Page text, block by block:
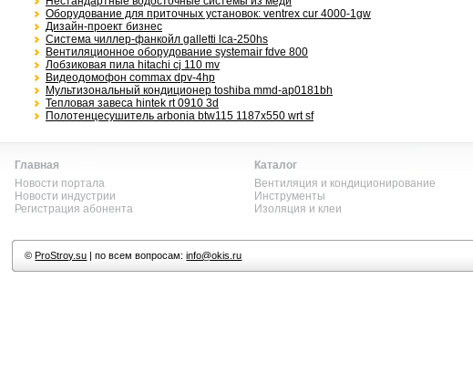
Оборудование для приточных установок: ventrex cur 4000-1gw
Дизайн-проект бизнес
Система чиллер-фанкойл galletti lca-250hs
Вентиляционное оборудование systemair fdve 800
Лобзиковая пила hitachi cj 110 mv
Видеодомофон commax dpv-4hp
Мультизональный кондиционер toshiba mmd-ap0181bh
Тепловая завеса hintek rt 0910 3d
Полотенцесушитель arbonia btw115 1187x550 wrt sf
Главная
Новости портала
Новости индустрии
Регистрация абонента
Каталог
Вентиляция и кондиционирование
Инструменты
Изоляция и клеи
©ProStroy.su | по всем вопросам:info@okis.ru